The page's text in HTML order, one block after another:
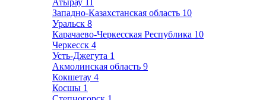
Атырау 11
Западно-Казахстанская область 10
Уральск 8
Карачаево-Черкесская Республика 10
Черкесск 4
Усть-Джегута 1
Акмолинская область 9
Кокшетау 4
Косшы 1